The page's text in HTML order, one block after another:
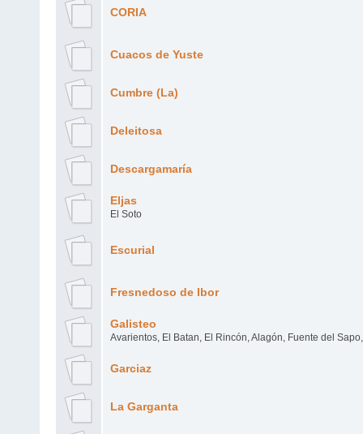
CORIA
Cuacos de Yuste
Cumbre (La)
Deleitosa
Descargamaría
Eljas
El Soto
Escurial
Fresnedoso de Ibor
Galisteo
Avarientos, El Batan, El Rincón, Alagón, Fuente del
Garciaz
La Garganta